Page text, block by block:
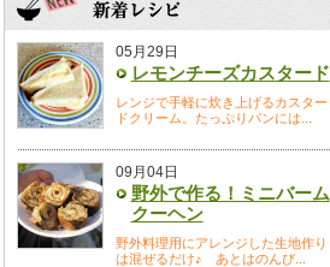
05月29日
レモンチーズカスタード
レンジで手軽に炊き上げるカスター
ドクリーム。たっぷりパンには...
09月04日
野外で作る！ミニバーム
クーヘン
野外料理用にアレンジした生地作り
は混ぜるだけ♪ あとはのんび...